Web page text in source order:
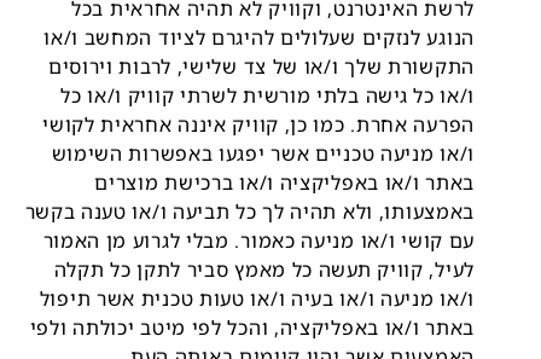
לרשת האינטרנט, וקוויק לא תהיה אחראית בכל
הנוגע לנזקים שעלולים להיגרם לציוד המחשב ו/או
התקשורת שלך ו/או של צד שלישי, לרבות וירוסים
ו/או כל גישה בלתי מורשית לשרתי קוויק ו/או כל
הפרעה אחרת. כמו כן, קוויק איננה אחראית לקושי
ו/או מניעה טכניים אשר יפגעו באפשרות השימוש
באתר ו/או באפליקציה ו/או ברכישת מוצרים
באמצעותו, ולא תהיה לך כל תביעה ו/או טענה בקשר
עם קושי ו/או מניעה כאמור. מבלי לגרוע מן האמור
לעיל, קוויק תעשה כל מאמץ סביר לתקן כל תקלה
ו/או מניעה ו/או בעיה ו/או טעות טכנית אשר תיפול
באתר ו/או באפליקציה, והכל לפי מיטב יכולתה ולפי